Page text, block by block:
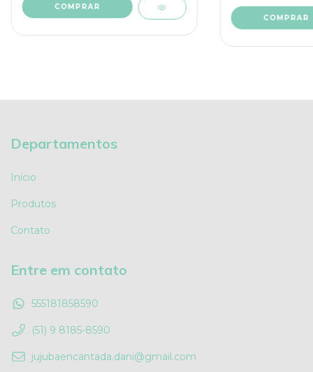
Departamentos
Início
Produtos
Contato
Entre em contato
555181858590
(51) 9 8185-8590
jujubaencantada.dani@gmail.com